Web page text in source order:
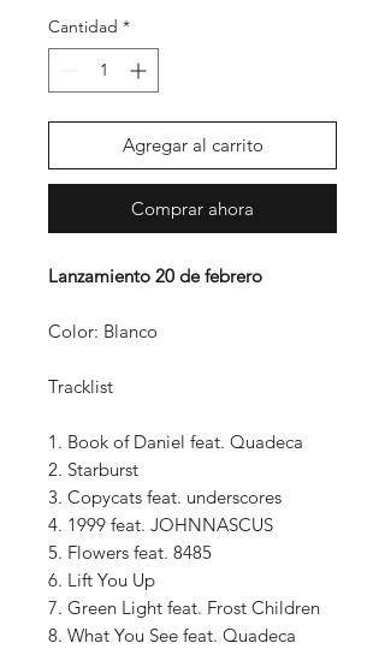
Cantidad *
Agregar al carrito
Comprar ahora
Lanzamiento 20 de febrero
Color: Blanco
Tracklist
1. Book of Daniel feat. Quadeca
2. Starburst
3. Copycats feat. underscores
4. 1999 feat. JOHNNASCUS
5. Flowers feat. 8485
6. Lift You Up
7. Green Light feat. Frost Children
8. What You See feat. Quadeca